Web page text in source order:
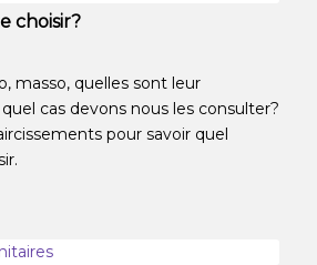
choisir?
masso, quelles sont leur
cas devons nous les consulter?
pour savoir quel